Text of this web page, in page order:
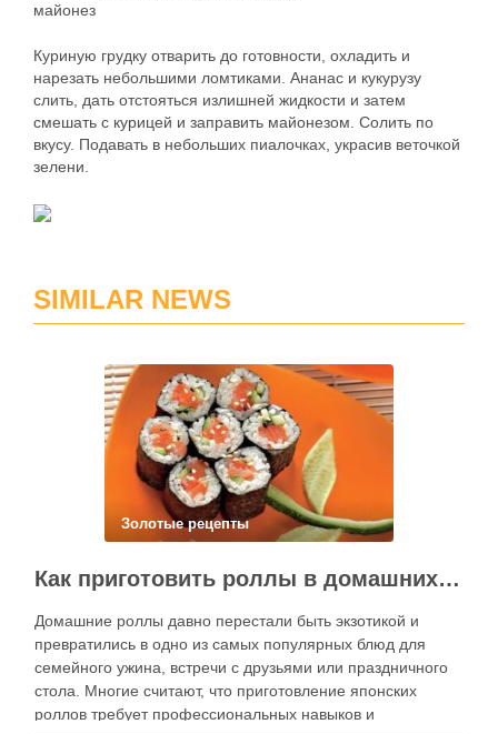
майонез
Куриную грудку отварить до готовности, охладить и
нарезать небольшими ломтиками. Ананас и кукурузу
слить, дать отстояться излишней жидкости и затем
смешать с курицей и заправить майонезом. Солить по
вкусу. Подавать в небольших пиалочках, украсив веточкой
зелени.
SIMILAR NEWS
Золотые рецепты
Как приготовить роллы в домашних условиях?
Домашние роллы давно перестали быть экзотикой и
превратились в одно из самых популярных блюд для
семейного ужина, встречи с друзьями или праздничного
стола. Многие считают, что приготовление японских
роллов требует профессиональных навыков и